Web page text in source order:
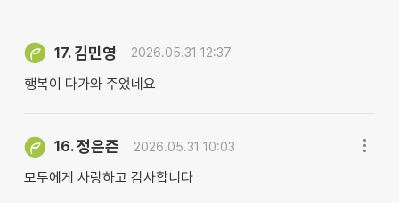
17.김민영 2026.05.31 12:37
행복이 다가와 주었네요
16.정은즌 2026.05.31 10:03
모두에게 사랑하고 감사합니다